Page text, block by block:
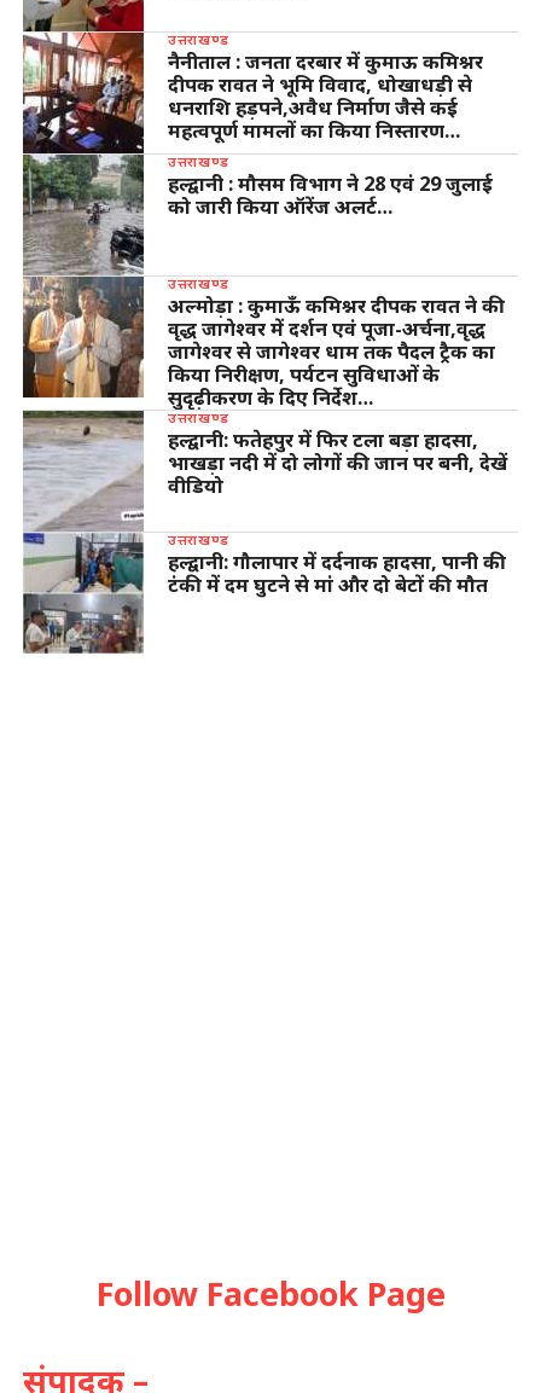
उत्तराखण्ड
नैनीताल : जनता दरबार में कुमाऊ कमिश्नर
दीपक रावत ने भूमि विवाद, धोखाधड़ी से
धनराशि हड़पने,अवैध निर्माण जैसे कई
महत्वपूर्ण मामलों का किया निस्तारण…
उत्तराखण्ड
हल्द्वानी : मौसम विभाग ने 28 एवं 29 जुलाई
को जारी किया ऑरेंज अलर्ट…
उत्तराखण्ड
अल्मोड़ा : कुमाऊँ कमिश्नर दीपक रावत ने की
वृद्ध जागेश्वर में दर्शन एवं पूजा-अर्चना,वृद्ध
जागेश्वर से जागेश्वर धाम तक पैदल ट्रैक का
किया निरीक्षण, पर्यटन सुविधाओं के
सुदृढ़ीकरण के दिए निर्देश…
उत्तराखण्ड
हल्द्वानी: फतेहपुर में फिर टला बड़ा हादसा,
भाखड़ा नदी में दो लोगों की जान पर बनी, देखें
वीडियो
उत्तराखण्ड
हल्द्वानी: गौलापार में दर्दनाक हादसा, पानी की
टंकी में दम घुटने से मां और दो बेटों की मौत
Follow Facebook Page
संपादक –